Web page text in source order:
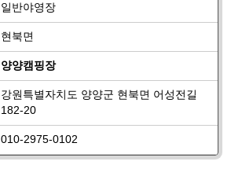
일반야영장
현북면
양양캠핑장
강원특별자치도 양양군 현북면 어성전길
182-20
010-2975-0102